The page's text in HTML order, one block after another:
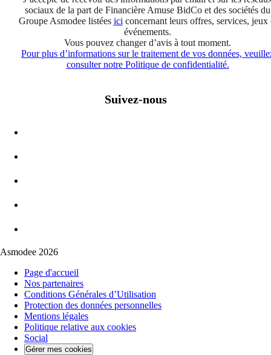
sociaux de la part de Financière Amuse BidCo et des sociétés du
Groupe Asmodee listées ici concernant leurs offres, services, jeux
événements.
Vous pouvez changer d’avis à tout moment.
Pour plus d’informations sur le traitement de vos données,
consulter notre Politique de confidentialité.
Suivez-nous
Asmodee 2026
Page d'accueil
Nos partenaires
Conditions Générales d’Utilisation
Protection des données personnelles
Mentions légales
Politique relative aux cookies
Social
Gérer mes cookies